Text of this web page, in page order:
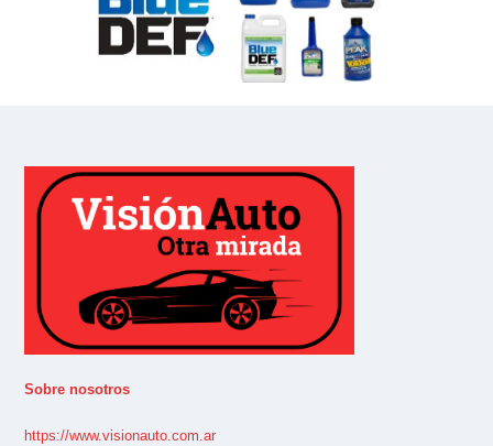
Sobre nosotros
https://www.visionauto.com.ar